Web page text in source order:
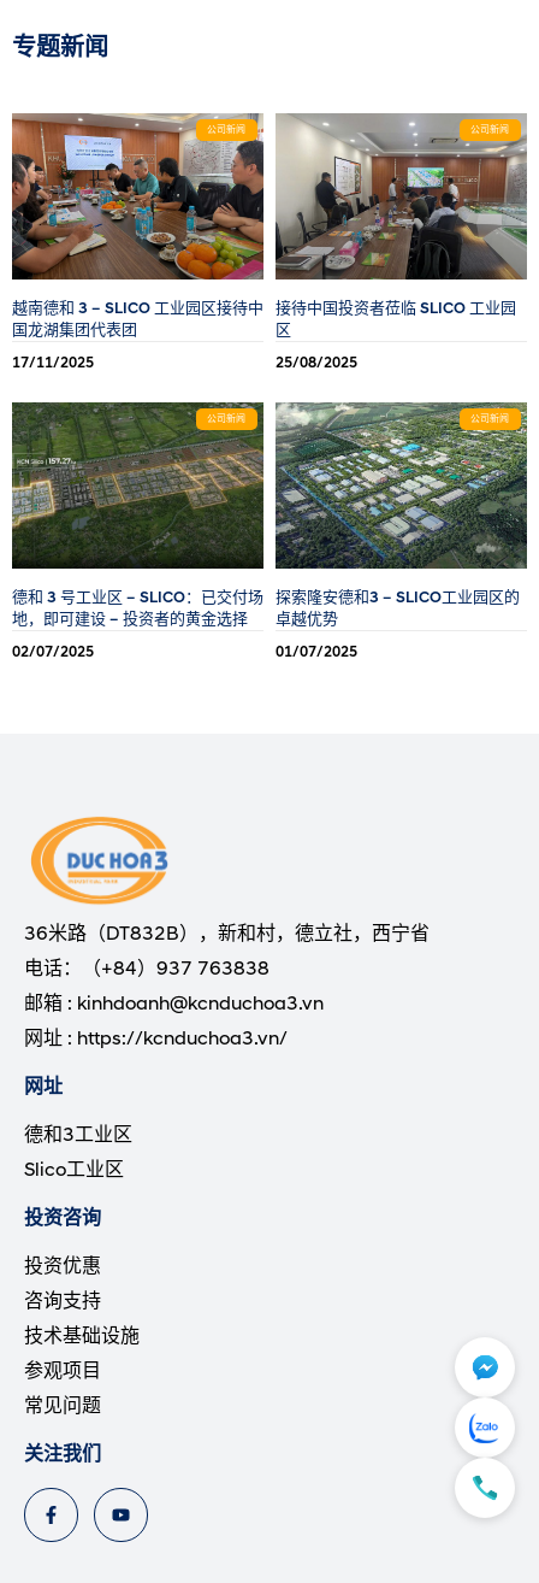
专题新闻
公司新闻
越南德和 3 – SLICO 工业园区接待中
国龙湖集团代表团
17/11/2025
公司新闻
接待中国投资者莅临 SLICO 工业园
区
25/08/2025
公司新闻
德和 3 号工业区 – SLICO：已交付场
地，即可建设 – 投资者的黄金选择
02/07/2025
公司新闻
探索隆安德和3 – SLICO工业园区的
卓越优势
01/07/2025
36米路（DT832B），新和村，德立社，西宁省
电话：（+84）937 763838
邮箱 : kinhdoanh@kcnduchoa3.vn
网址 : https://kcnduchoa3.vn/
网址
德和3工业区
Slico工业区
投资咨询
投资优惠
咨询支持
技术基础设施
参观项目
常见问题
关注我们